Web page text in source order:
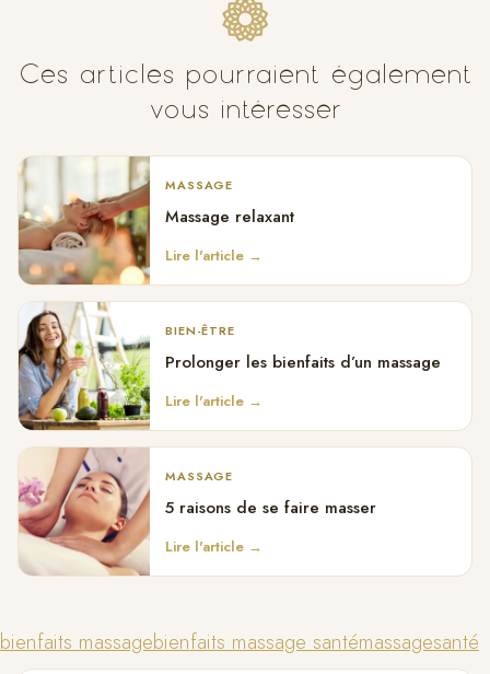
Ces articles pourraient également
vous intéresser
MASSAGE
Massage relaxant
Lire l'article →
BIEN-ÊTRE
Prolonger les bienfaits d’un massage
Lire l'article →
MASSAGE
5 raisons de se faire masser
Lire l'article →
bienfaits massagebienfaits massage santémassagesanté